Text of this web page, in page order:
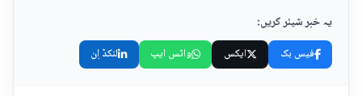
یہ خبر شیئر کریں:
فیس بک ایکس واٹس ایپ لنکڈ اِن